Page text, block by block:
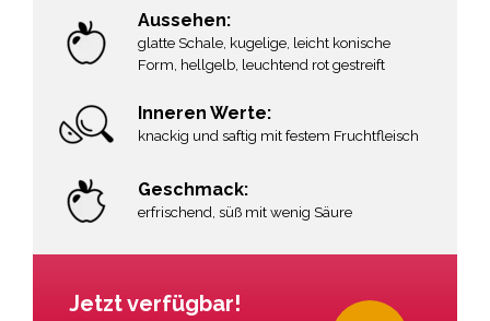
Aussehen:
glatte Schale, kugelige, leicht konische
Form, hellgelb, leuchtend rot gestreift
Inneren Werte:
knackig und saftig mit festem Fruchtfleisch
Geschmack:
erfrischend, süß mit wenig Säure
Jetzt verfügbar!